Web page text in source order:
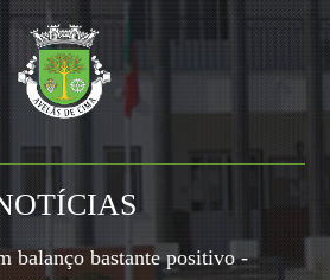
balanço bastante positivo -